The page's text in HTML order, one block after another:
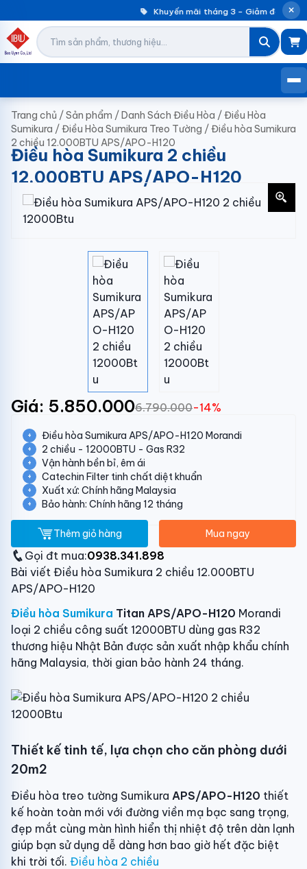
Khuyến mãi tháng 3 – Giảm đến
Trang chủ /Sản phẩm /Danh Sách Điều Hòa /Điều Hòa
Sumikura /Điều Hòa Sumikura Treo Tường /Điều hòa Sumikura
2 chiều 12.000BTU APS/APO-H120
Điều hòa Sumikura 2 chiều
12.000BTU APS/APO-H120
Giá: 5.850.0006.790.000-14%
Điều hòa Sumikura APS/APO-H120 Morandi
2 chiều - 12000BTU - Gas R32
Vận hành bền bỉ, êm ái
Catechin Filter tinh chất diệt khuẩn
Xuất xứ: Chính hãng Malaysia
Bảo hành: Chính hãng 12 tháng
Thêm giỏ hàng Mua ngay
Gọi đt mua:0938.341.898
Bài viết Điều hòa Sumikura 2 chiều 12.000BTU
APS/APO-H120
Điều hòa Sumikura Titan APS/APO-H120 Morandi
loại 2 chiều công suất 12000BTU dùng gas R32
thương hiệu Nhật Bản được sản xuất nhập khẩu chính
hãng Malaysia, thời gian bảo hành 24 tháng.
Thiết kế tinh tế, lựa chọn cho căn phòng dưới
20m2
Điều hòa treo tường Sumikura APS/APO-H120 thiết
kế hoàn toàn mới với đường viền mạ bạc sang trọng,
đẹp mắt cùng màn hình hiển thị nhiệt độ trên dàn lạnh
giúp bạn sử dụng dễ dàng hơn bao giờ hết đặc biệt
khi trời tối. Điều hòa 2 chiều